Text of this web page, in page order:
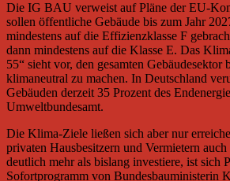
Die IG BAU verweist auf Pläne der EU-
sollen öffentliche Gebäude bis zum Jahr
mindestens auf die Effizienzklasse F
dann mindestens auf die Klasse E. Das
55“ sieht vor, den gesamten Gebäudesektor
klimaneutral zu machen. In Deutschland
Gebäuden derzeit 35 Prozent des
Umweltbundesamt.
Die Klima-Ziele ließen sich aber nur
privaten Hausbesitzern und Vermietern
deutlich mehr als bislang investiere, ist sich
Sofortprogramm von Bundesbauministerin